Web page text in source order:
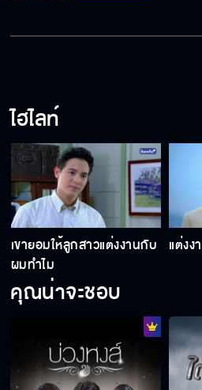
ไฮไลท์
เขายอมให้ลูกสาวแต่งงานกับ
ผมทำไม
แต่ง
คุณน่าจะชอบ